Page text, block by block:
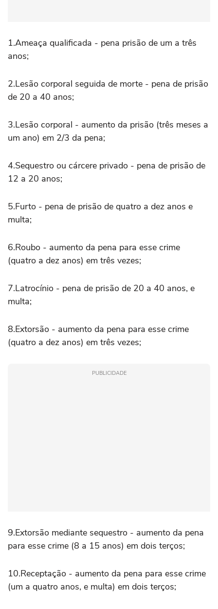
1.Ameaça qualificada - pena prisão de um a três
anos;
2.Lesão corporal seguida de morte - pena de prisão
de 20 a 40 anos;
3.Lesão corporal - aumento da prisão (três meses a
um ano) em 2/3 da pena;
4.Sequestro ou cárcere privado - pena de prisão de
12 a 20 anos;
5.Furto - pena de prisão de quatro a dez anos e
multa;
6.Roubo - aumento da pena para esse crime
(quatro a dez anos) em três vezes;
7.Latrocínio - pena de prisão de 20 a 40 anos, e
multa;
8.Extorsão - aumento da pena para esse crime
(quatro a dez anos) em três vezes;
PUBLICIDADE
9.Extorsão mediante sequestro - aumento da pena
para esse crime (8 a 15 anos) em dois terços;
10.Receptação - aumento da pena para esse crime
(um a quatro anos, e multa) em dois terços;